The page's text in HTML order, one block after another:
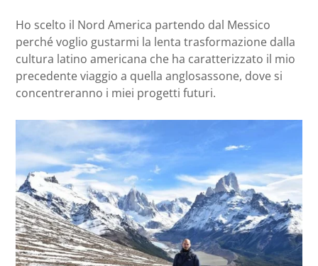
Ho scelto il Nord America partendo dal Messico
perché voglio gustarmi la lenta trasformazione dalla
cultura latino americana che ha caratterizzato il mio
precedente viaggio a quella anglosassone, dove si
concentreranno i miei progetti futuri.